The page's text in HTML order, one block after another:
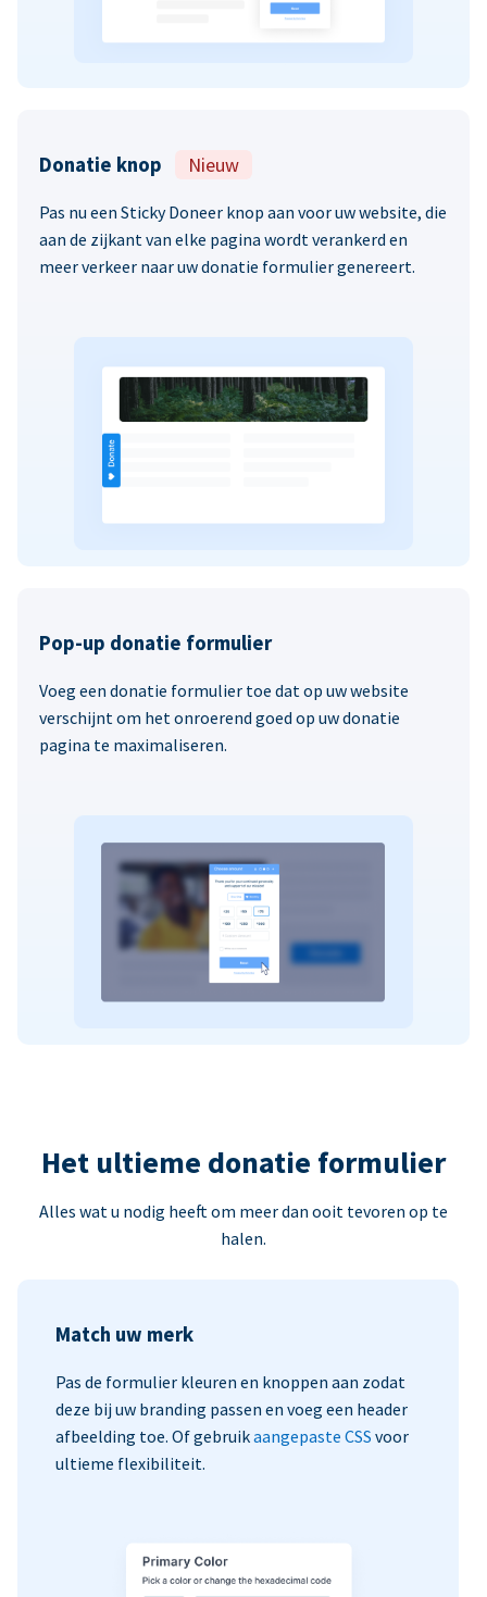
Donatie knop Nieuw
Pas nu een Sticky Doneer knop aan voor uw website, die
aan de zijkant van elke pagina wordt verankerd en
meer verkeer naar uw donatie formulier genereert.
Pop-up donatie formulier
Voeg een donatie formulier toe dat op uw website
verschijnt om het onroerend goed op uw donatie
pagina te maximaliseren.
Het ultieme donatie formulier
Alles wat u nodig heeft om meer dan ooit tevoren op te
halen.
Match uw merk
Pas de formulier kleuren en knoppen aan zodat
deze bij uw branding passen en voeg een header
afbeelding toe. Of gebruikaangepaste CSS voor
ultieme flexibiliteit.